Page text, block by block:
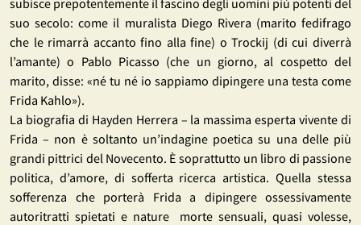
subisce prepotentemente il fascino degli uomini più potenti del
suo secolo: come il muralista Diego Rivera (marito fedifrago
che le rimarrà accanto fino alla fine) o Trockij (di cui diverrà
l’amante) o Pablo Picasso (che un giorno, al cospetto del
marito, disse: «né tu né io sappiamo dipingere una testa come
Frida Kahlo»).
La biografia di Hayden Herrera – la massima esperta vivente di
Frida – non è soltanto un’indagine poetica su una delle più
grandi pittrici del Novecento. È soprattutto un libro di passione
politica, d’amore, di sofferta ricerca artistica. Quella stessa
sofferenza che porterà Frida a dipingere ossessivamente
autoritratti spietati e nature morte sensuali, quasi volesse,